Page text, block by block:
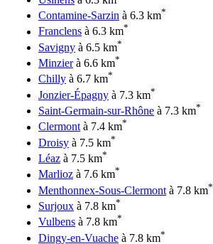
Contamine-Sarzin à 6.3 km*
Franclens à 6.3 km*
Savigny à 6.5 km*
Minzierà 6.6 km*
Chilly à 6.7 km*
Jonzier-Épagny à 7.3 km*
Saint-Germain-sur-Rhône à 7.3 km*
Clermontà 7.4 km*
Droisy à 7.5 km*
Léaz à 7.5 km*
Marlioz à 7.6 km*
Menthonnex-Sous-Clermont à 7.8 km*
Surjoux à 7.8 km*
Vulbens à 7.8 km*
Dingy-en-Vuache à 7.8 km*